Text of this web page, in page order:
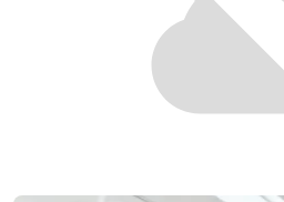
Alte tipuri vehicule